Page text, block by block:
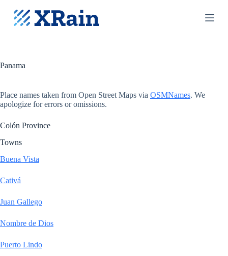
S
k
c
t
e
Panama
Place names taken from Open Street Maps via OSMNames. We
apologize for errors or omissions.
Colón Province
Towns
Buena Vista
Cativá
Juan Gallego
Nombre de Dios
Puerto Lindo